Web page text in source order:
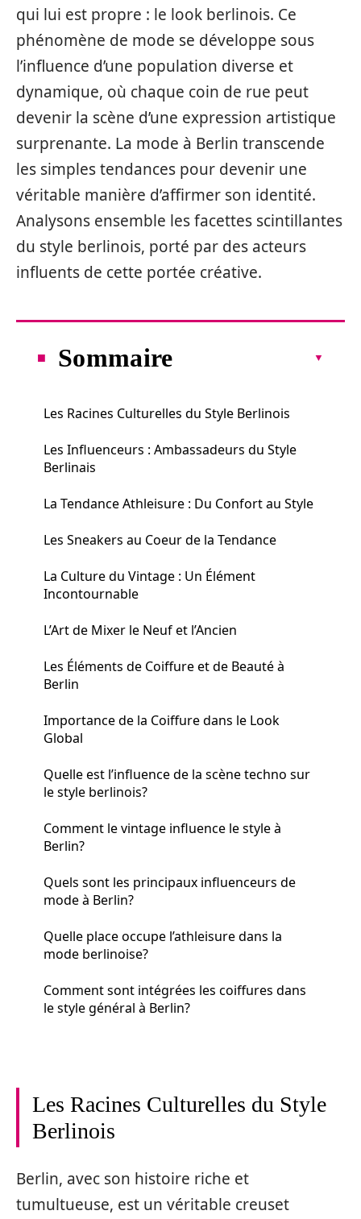
qui lui est propre : le look berlinois. Ce
phénomène de mode se développe sous
l’influence d’une population diverse et
dynamique, où chaque coin de rue peut
devenir la scène d’une expression artistique
surprenante. La mode à Berlin transcende
les simples tendances pour devenir une
véritable manière d’affirmer son identité.
Analysons ensemble les facettes scintillantes
du style berlinois, porté par des acteurs
influents de cette portée créative.
Sommaire
Les Racines Culturelles du Style Berlinois
Les Influenceurs : Ambassadeurs du Style
Berlinais
La Tendance Athleisure : Du Confort au Style
Les Sneakers au Coeur de la Tendance
La Culture du Vintage : Un Élément
Incontournable
L’Art de Mixer le Neuf et l’Ancien
Les Éléments de Coiffure et de Beauté à
Berlin
Importance de la Coiffure dans le Look
Global
Quelle est l’influence de la scène techno sur
le style berlinois?
Comment le vintage influence le style à
Berlin?
Quels sont les principaux influenceurs de
mode à Berlin?
Quelle place occupe l’athleisure dans la
mode berlinoise?
Comment sont intégrées les coiffures dans
le style général à Berlin?
Les Racines Culturelles du Style
Berlinois
Berlin, avec son histoire riche et
tumultueuse, est un véritable creuset